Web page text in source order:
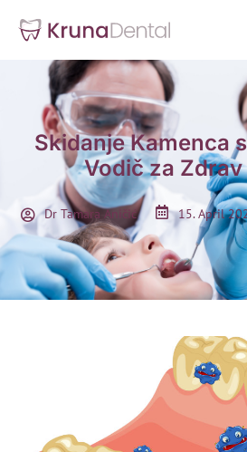
Skidanje Kamenca
Vodič za Zdrav
Dr Tamara Aničić 15. April